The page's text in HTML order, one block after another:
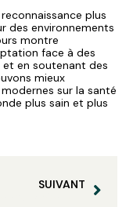
plus
des environnements
montre
face à des
en soutenant des
mieux
sur la santé
plus sain et plus
SUIVANT